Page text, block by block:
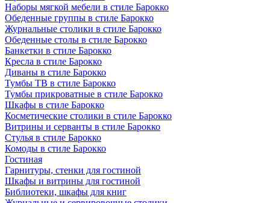
Наборы мягкой мебели в стиле Барокко
Обеденные группы в стиле Барокко
Журнальные столики в стиле Барокко
Обеденные столы в стиле Барокко
Банкетки в стиле Барокко
Кресла в стиле Барокко
Диваны в стиле Барокко
Тумбы ТВ в стиле Барокко
Тумбы прикроватные в стиле Барокко
Шкафы в стиле Барокко
Косметические столики в стиле Барокко
Витрины и серванты в стиле Барокко
Стулья в стиле Барокко
Комоды в стиле Барокко
Гостиная
Гарнитуры, стенки для гостиной
Шкафы и витрины для гостиной
Библиотеки, шкафы для книг